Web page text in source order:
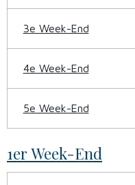
3e Week-End
4e Week-End
5e Week-End
1er Week-End